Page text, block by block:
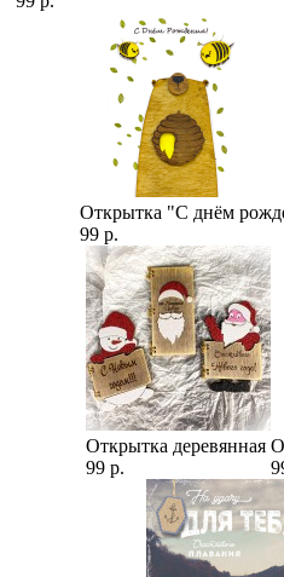
Открытка "С днём
99 р.
Открытка деревянная
99 р.